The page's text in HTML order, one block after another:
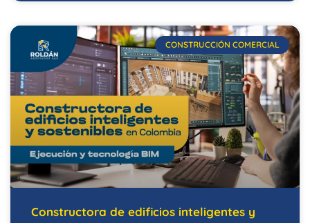
CONSTRUCCIÓN COMERCIAL
Constructora de edificios inteligentes y